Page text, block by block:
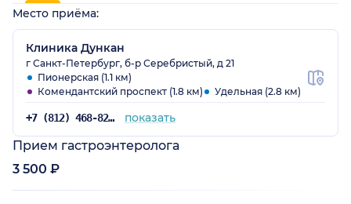
Место приёма:
Клиника Дункан
г Санкт-Петербург, б-р Серебристый, д 21
Пионерская (1.1 км)
Комендантский проспект (1.8 км)
Удельная (2.8 км)
+7 (812) 468-82-84 показать
Прием гастроэнтеролога
3 500 ₽